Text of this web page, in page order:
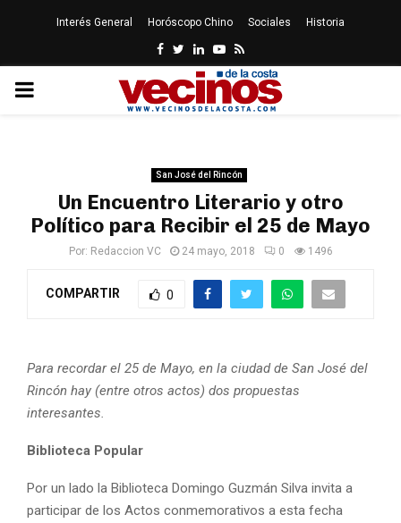
Interés General Horóscopo Chino Sociales Historia
Facebook
Twitter
LinkedinYoutube
Rss
PRIMARY
San José del Rincón
Un Encuentro Literario y otro
Político para Recibir el 25 de Mayo
Por: Redaccion VC 24 mayo, 2018 0 1496
COMPARTIR 0
Para recordar el 25 de Mayo, en la ciudad de San José del
Rincón hay (entre otros actos) dos propuestas
interesantes.
Biblioteca Popular
Por un lado la Biblioteca Domingo Guzmán Silva invita a
participar de los Actos conmemorativos a esta fecha